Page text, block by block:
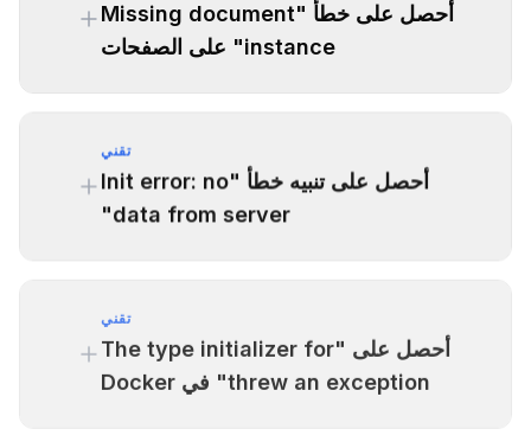
أحصل على خطأ "Missing document
instance" على الصفحات
تقني
أحصل على تنبيه خطأ "Init error: no
data from server"
تقني
أحصل على "The type initializer for
threw an exception" في Docker